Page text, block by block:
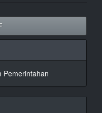
Pemerintahan